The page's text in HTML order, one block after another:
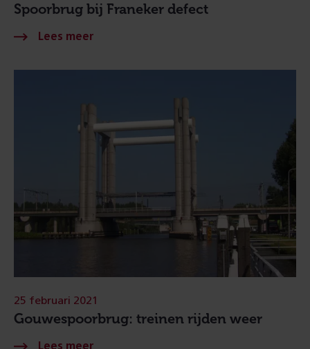
Spoorbrug bij Franeker defect
Gouwespoorbrug: treinen rijden weer
25 februari 2021